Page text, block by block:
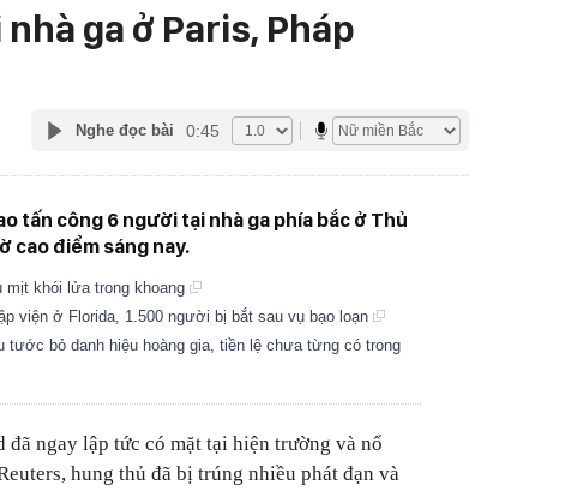
ga ở Paris, Pháp
Nghe đọc bài 0:45
tấn công 6 người tại nhà ga phía bắc ở Thủ
cao điểm sáng nay.
mịt khói lửa trong khoang
viện ở Florida, 1.500 người bị bắt sau vụ bạo loạn
tước bỏ danh hiệu hoàng gia, tiền lệ chưa từng có trong
đã ngay lập tức có mặt tại hiện trường và nổ
hung thủ đã bị trúng nhiều phát đạn và